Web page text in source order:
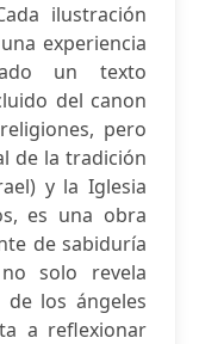
ilustración
experiencia
un texto
del canon
pero
de la tradición
y la Iglesia
es una obra
de sabiduría
solo revela
de los ángeles
a reflexionar